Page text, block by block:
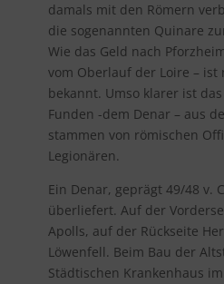
damals mit den Römern
die sogenannten Quinare
Wie das Geld nach
vom Oberlauf der Loire –
bekannt. Umso klarer ist
Funden -dem Denar – aus
stammen von römischen
Legionären.
Ein Denar, geprägt 49/48 v.
überliefert. Auf der
Apolls, auf der Rückseite
Löwenfell. Beim Bau der
Städtischen Krankenhaus